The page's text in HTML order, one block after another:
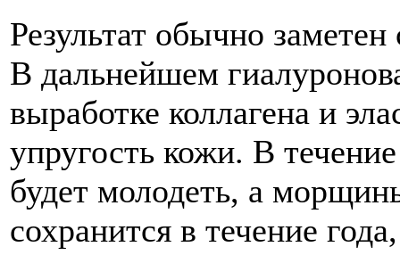
Результат обычно
В дальнейшем
выработке коллагена и
упругость кожи. В
будет молодеть, а
сохранится в течение